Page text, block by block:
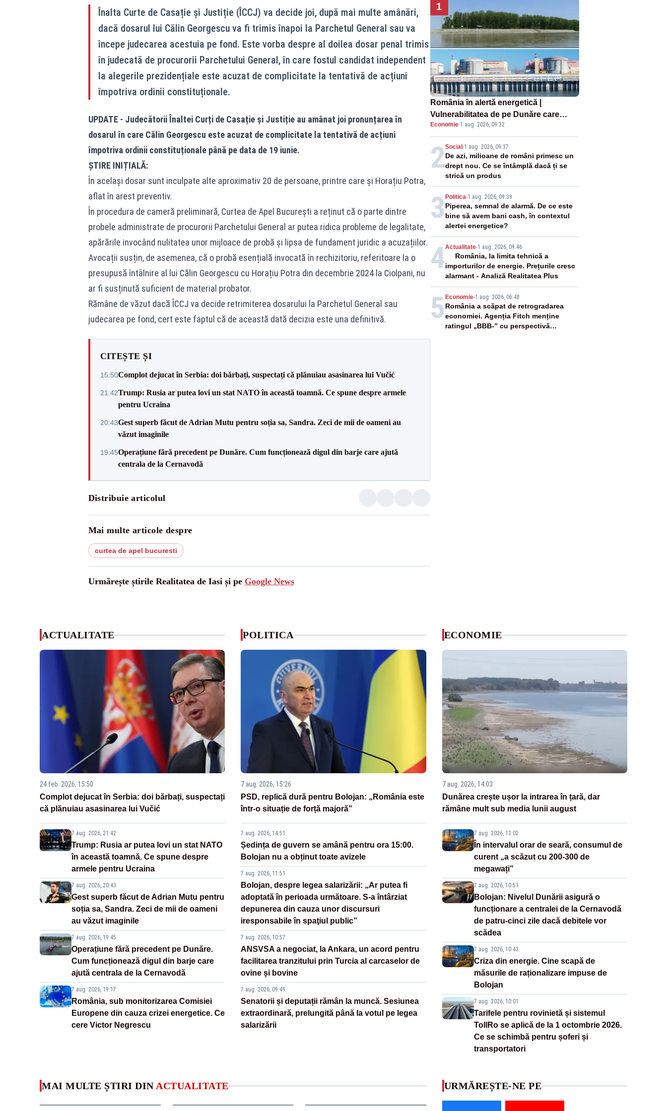
Înalta Curte de Casație și Justiție (ÎCCJ) va decide joi, după mai multe amânări,
dacă dosarul lui Călin Georgescu va fi trimis înapoi la Parchetul General sau va
începe judecarea acestuia pe fond. Este vorba despre al doilea dosar penal trimis
în judecată de procurorii Parchetului General, în care fostul candidat independent
la alegerile prezidențiale este acuzat de complicitate la tentativă de acțiuni
împotriva ordinii constituționale.
UPDATE - Judecătorii Înaltei Curți de Casație și Justiție au amânat joi pronunțarea în
dosarul în care Călin Georgescu este acuzat de complicitate la tentativă de acțiuni
împotriva ordinii constituționale până pe data de 19 iunie.
ȘTIRE INIȚIALĂ:
În același dosar sunt inculpate alte aproximativ 20 de persoane, printre care și Horațiu Potra,
aflat în arest preventiv.
În procedura de cameră preliminară, Curtea de Apel București a reținut că o parte dintre
probele administrate de procurorii Parchetului General ar putea ridica probleme de legalitate,
apărările invocând nulitatea unor mijloace de probă și lipsa de fundament juridic a acuzațiilor.
Avocații susțin, de asemenea, că o probă esențială invocată în rechizitoriu, referitoare la o
presupusă întâlnire al lui Călin Georgescu cu Horațiu Potra din decembrie 2024 la Ciolpani, nu
ar fi susținută suficient de material probator.
Rămâne de văzut dacă ÎCCJ va decide retrimiterea dosarului la Parchetul General sau
judecarea pe fond, cert este faptul că de această dată decizia este una definitivă.
CITEȘTE ȘI
15:50Complot dejucat în Serbia: doi bărbați, suspectați că plănuiau asasinarea lui Vučić
21:42Trump: Rusia ar putea lovi un stat NATO în această toamnă. Ce spune despre armele
pentru Ucraina
20:43Gest superb făcut de Adrian Mutu pentru soția sa, Sandra. Zeci de mii de oameni au
văzut imaginile
19:45Operațiune fără precedent pe Dunăre. Cum funcționează digul din barje care ajută
centrala de la Cernavodă
Distribuie articolul
Mai multe articole despre
curtea de apel bucuresti
Urmărește știrile Realitatea de Iasi și pe Google News
1
România în alertă energetică |
Vulnerabilitatea de pe Dunăre care
pune în pericol Centrala Cernavodă era
cunoscută de pe vremea lui Ceaușescu
Economie·1 aug. 2026, 09:32
2Social -1 aug. 2026, 09:37
De azi, milioane de români primesc un
drept nou. Ce se întâmplă dacă ți se
strică un produs
3 Politica-1 aug. 2026, 09:39
Piperea, semnal de alarmă. De ce este
bine să avem bani cash, în contextul
alertei energetice?
4Actualitate-1 aug. 2026, 09:46
România, la limita tehnică a
importurilor de energie. Prețurile cresc
alarmant - Analiză Realitatea Plus
5 Economie-1 aug. 2026, 06:48
România a scăpat de retrogradarea
economiei. Agenția Fitch menține
ratingul „BBB-” cu perspectivă
ACTUALITATE
24 feb. 2026, 15:50
Complot dejucat în Serbia: doi bărbați, suspectați
că plănuiau asasinarea lui Vučić
7 aug. 2026, 21:42
Trump: Rusia ar putea lovi un stat NATO
în această toamnă. Ce spune despre
armele pentru Ucraina
7 aug. 2026, 20:43
Gest superb făcut de Adrian Mutu pentru
soția sa, Sandra. Zeci de mii de oameni
au văzut imaginile
7 aug. 2026, 19:45
Operațiune fără precedent pe Dunăre.
Cum funcționează digul din barje care
ajută centrala de la Cernavodă
7 aug. 2026, 19:17
România, sub monitorizarea Comisiei
Europene din cauza crizei energetice. Ce
cere Victor Negrescu
POLITICA
7 aug. 2026, 15:26
PSD, replică dură pentru Bolojan: „România este
într-o situație de forță majoră”
7 aug. 2026, 14:51
Ședința de guvern se amână pentru ora 15:00.
Bolojan nu a obținut toate avizele
7 aug. 2026, 11:51
Bolojan, despre legea salarizării: „Ar putea fi
adoptată în perioada următoare. S-a întârziat
depunerea din cauza unor discursuri
iresponsabile în spaţiul public”
7 aug. 2026, 10:57
ANSVSA a negociat, la Ankara, un acord pentru
facilitarea tranzitului prin Turcia al carcaselor de
ovine și bovine
7 aug. 2026, 09:49
Senatorii și deputații rămân la muncă. Sesiunea
extraordinară, prelungită până la votul pe legea
salarizării
ECONOMIE
7 aug. 2026, 14:03
Dunărea crește ușor la intrarea în țară, dar
rămâne mult sub media lunii august
7 aug. 2026, 13:02
În intervalul orar de seară, consumul de
curent „a scăzut cu 200-300 de
megawați”
7 aug. 2026, 10:51
Bolojan: Nivelul Dunării asigură o
funcționare a centralei de la Cernavodă
de patru-cinci zile dacă debitele vor
scădea
7 aug. 2026, 10:43
Criza din energie. Cine scapă de
măsurile de raționalizare impuse de
Bolojan
7 aug. 2026, 10:01
Tarifele pentru rovinietă și sistemul
TollRo se aplică de la 1 octombrie 2026.
Ce se schimbă pentru șoferi și
transportatori
MAI MULTE ȘTIRI DIN ACTUALITATE URMĂREȘTE-NE PE